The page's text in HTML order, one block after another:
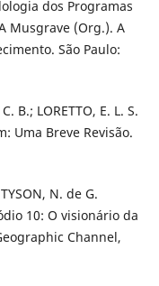
dos Programas
Musgrave (Org.). A
São Paulo:
B.; LORETTO, E. L. S.
Uma Breve Revisão.
N. de G.
10: O visionário da
Channel,